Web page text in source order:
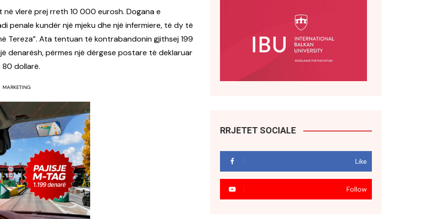
vlerë prej rreth 10 000 eurosh. Dogana e
penale kundër një mjeku dhe një infermiere, të dy të
Tereza”. Ata tentuan të kontrabandonin gjithsej 199
denarësh, përmes një dërgese postare të deklaruar
dollarë.
MARKETING
RRJETET SOCIALE
Like
Follow